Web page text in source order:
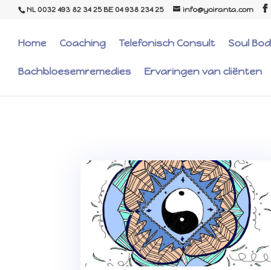
NL 0032 493 82 34 25 BE 04 938 234 25 info@yoiranta.com
Home Coaching Telefonisch Consult Soul
Bachbloesemremedies Ervaringen van cliënten